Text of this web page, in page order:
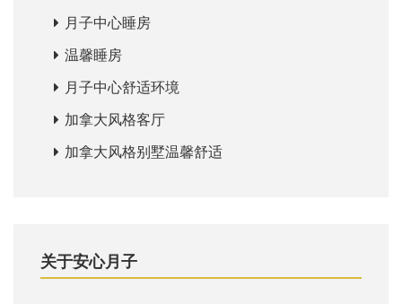
月子中心睡房
温馨睡房
月子中心舒适环境
加拿大风格客厅
加拿大风格别墅温馨舒适
关于安心月子